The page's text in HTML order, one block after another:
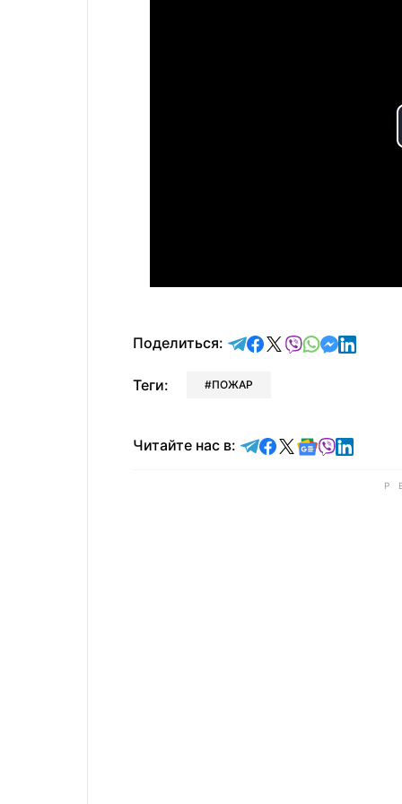
Поделиться: отправить в Telegram
поделиться в
поделиться в X
отправить в
отправить
Теги: ПОЖАР
Читайте нас в: Читайте в Telegram
Читайте в
Читайте в X
Читайте в
Читайте